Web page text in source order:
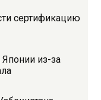
сертификацию
из-за